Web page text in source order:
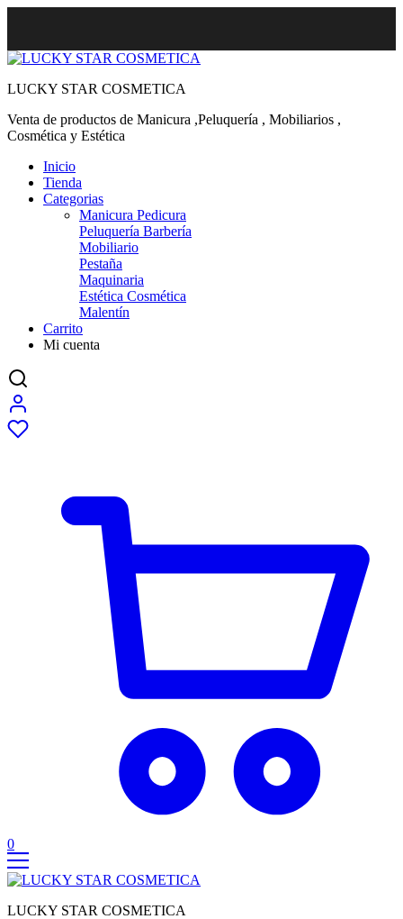
LUCKY STAR COSMETICA
Venta de productos de Manicura ,Peluquería , Mobiliarios ,
Cosmética y Estética
Inicio
Tienda
Categorias
Manicura Pedicura
Peluquería Barbería
Mobiliario
Pestaña
Maquinaria
Estética Cosmética
Malentín
Carrito
Mi cuenta
0
LUCKY STAR COSMETICA